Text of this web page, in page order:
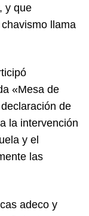
y que
llama
«Mesa de
de
la intervención
y el
las
adeco y